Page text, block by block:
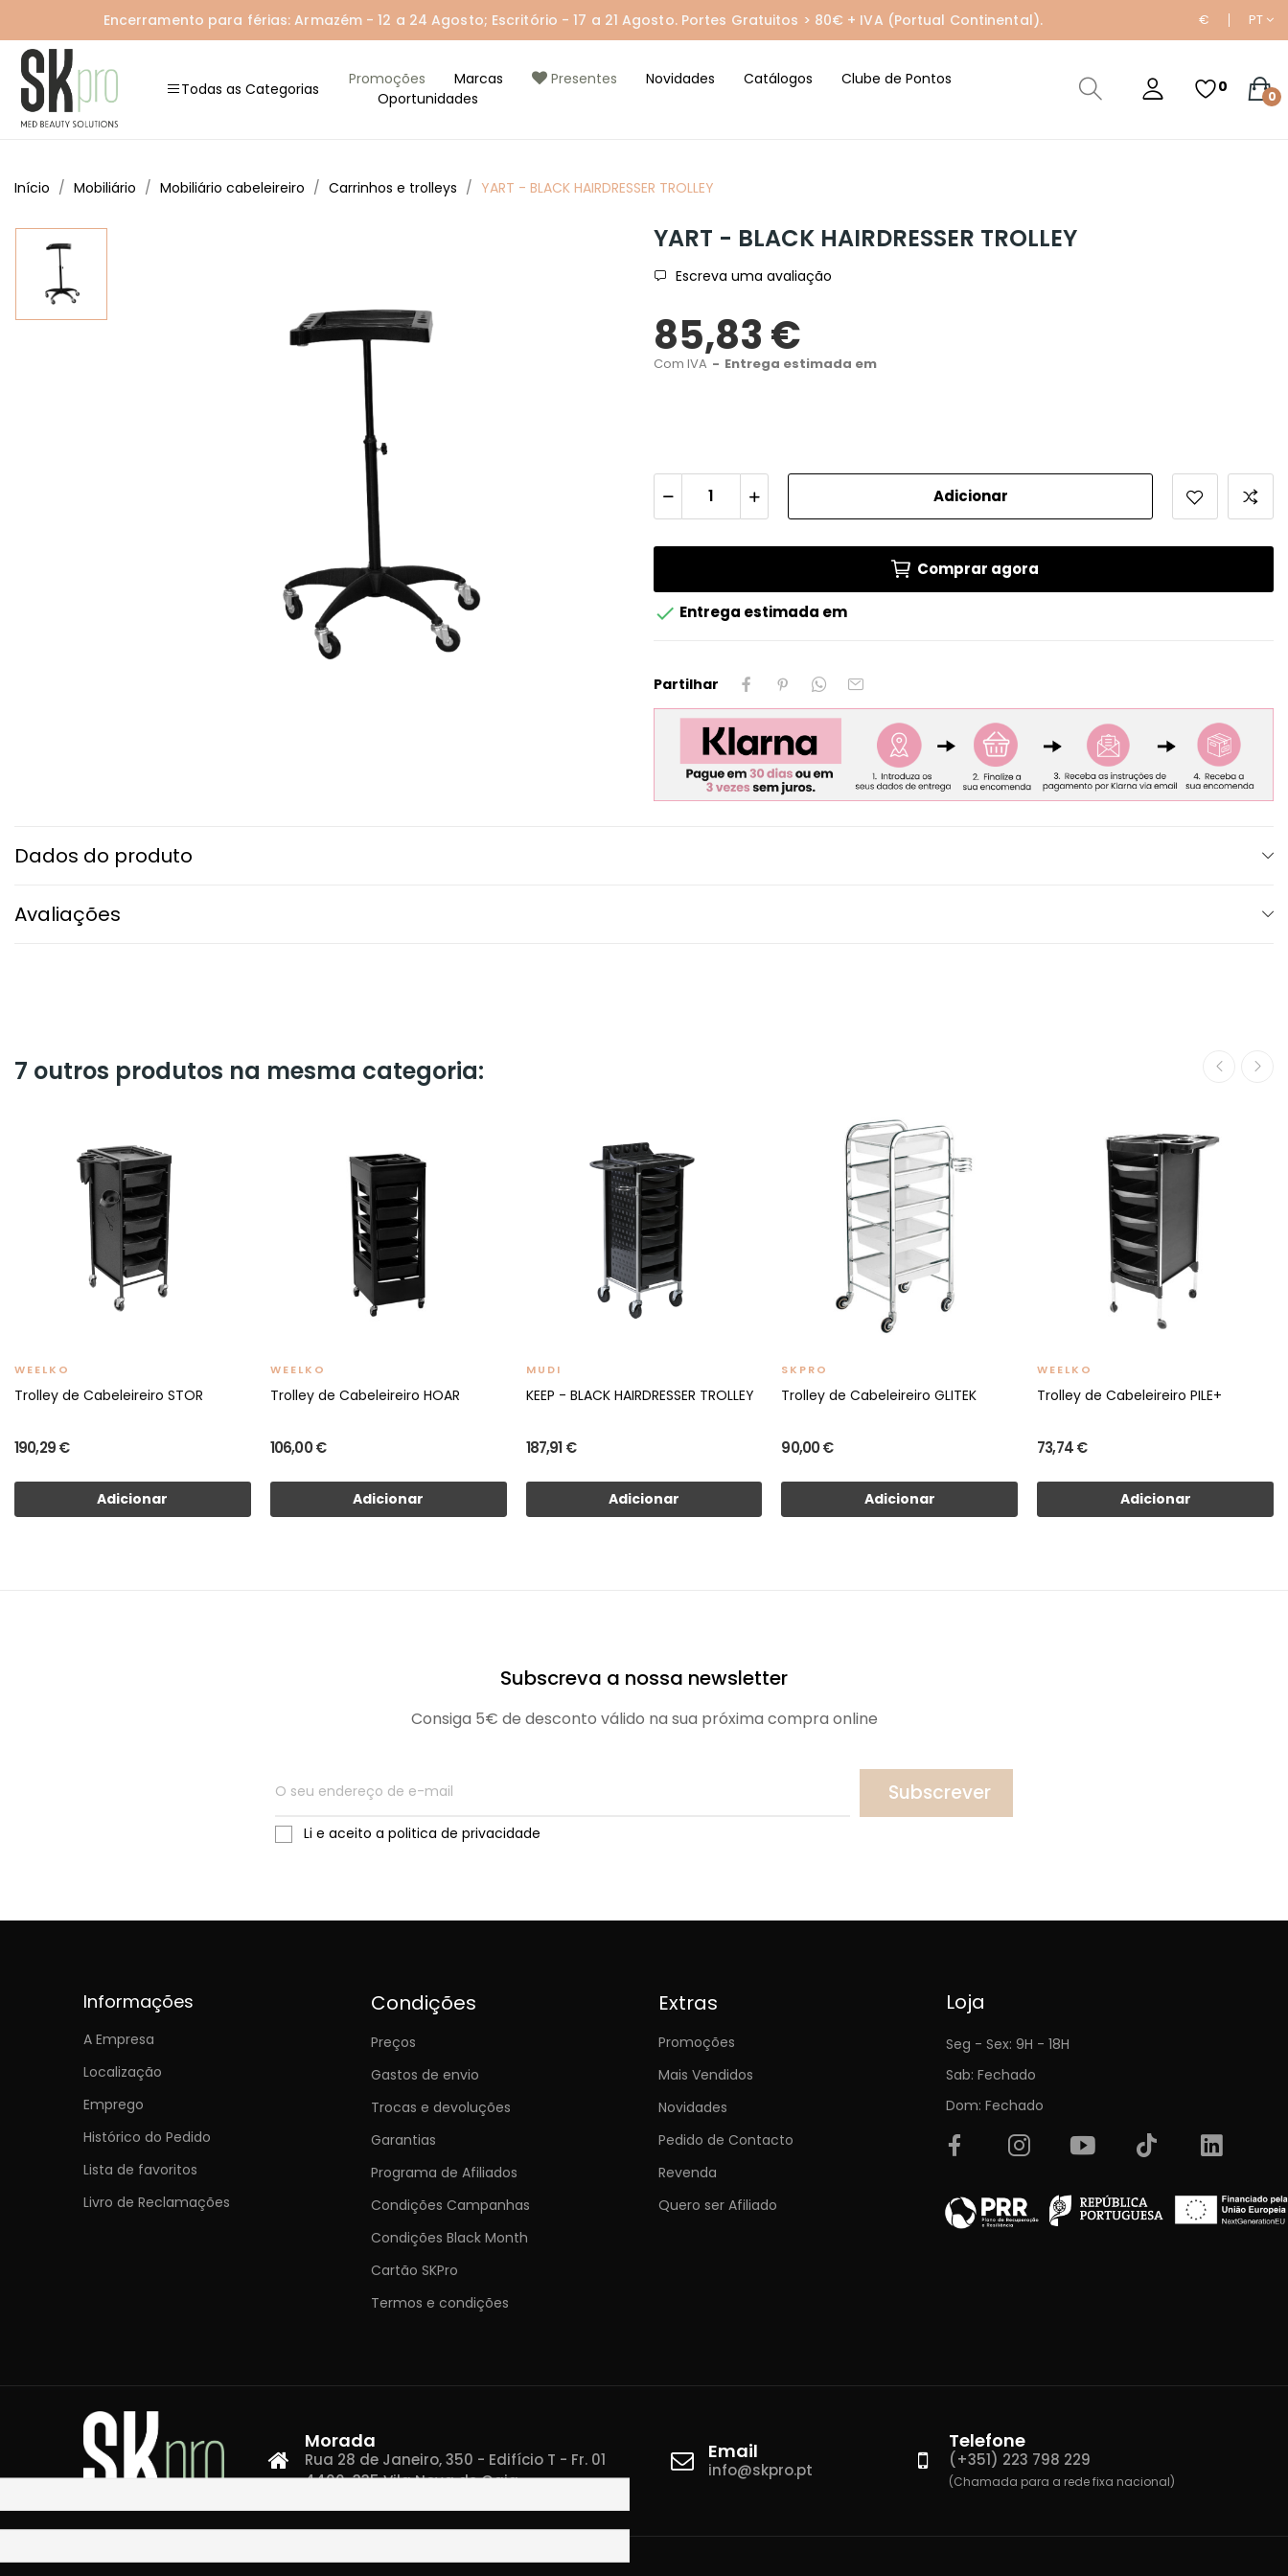
Encerramento para férias: Armazém - 12 a 24 Agosto; Escritório - 17 a 21 Agosto. Portes Gratuitos > 80€ + IVA (Portual Continental). € PT
Todas as Categorias
Promoções Marcas Presentes Novidades Catálogos
Clube de Pontos
Oportunidades
0
0
Início Mobiliário Mobiliário cabeleireiro Carrinhos e trolleys YART - BLACK HAIRDRESSER TROLLEY
YART - BLACK HAIRDRESSER TROLLEY
Escreva uma avaliação
85,83 €
Com IVA Entrega estimada em
Adicionar
Comprar agora
 Entrega estimada em
Partilhar
Dados do produto
Avaliações
7 outros produtos na mesma categoria:
WEELKO
Trolley de Cabeleireiro STOR
190,29 €
Adicionar
WEELKO
Trolley de Cabeleireiro HOAR
106,00 €
Adicionar
MUDI
KEEP - BLACK HAIRDRESSER TROLLEY
187,91 €
Adicionar
SKPRO
Trolley de Cabeleireiro GLITEK
90,00 €
Adicionar
WEELKO
Trolley de Cabeleireiro PILE+
73,74 €
Adicionar
Subscreva a nossa newsletter
Consiga 5€ de desconto válido na sua próxima compra online
Subscrever
Li e aceito a politica de privacidade
Informações
A Empresa
Localização
Emprego
Histórico do Pedido
Lista de favoritos
Livro de Reclamações
Condições
Preços
Gastos de envio
Trocas e devoluções
Garantias
Programa de Afiliados
Condições Campanhas
Condições Black Month
Cartão SKPro
Termos e condições
Extras
Promoções
Mais Vendidos
Novidades
Pedido de Contacto
Revenda
Quero ser Afiliado
Loja
Seg - Sex: 9H - 18H
Sab: Fechado
Dom: Fechado
Morada
Rua 28 de Janeiro, 350 - Edifício T - Fr. 01
4400-335 Vila Nova de Gaia
Email
info@skpro.pt
Telefone
(+351) 223 798 229
(Chamada para a rede fixa nacional)